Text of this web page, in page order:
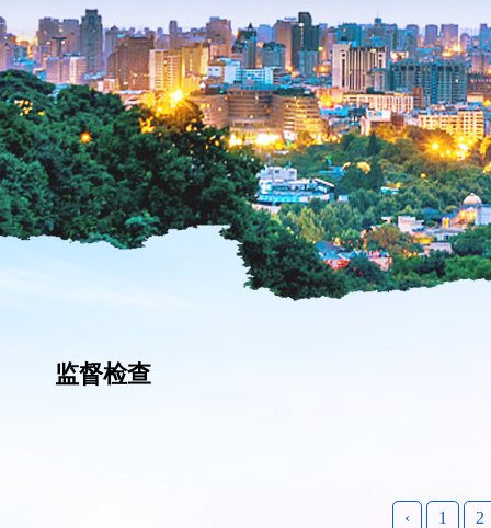
监督检查
‹ 1 2